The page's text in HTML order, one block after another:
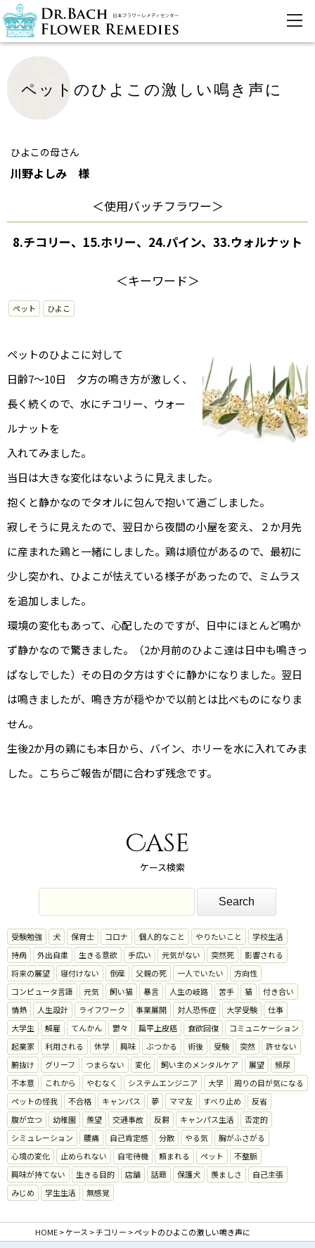
ペットのひよこの激しい鳴き声に
ひよこの母さん
川野よしみ 様
＜使用バッチフラワー＞
8.チコリー、15.ホリー、24.パイン、33.ウォルナット
＜キーワード＞
ペット ひよこ
ペットのひよこに対して
日齢7〜10日 夕方の鳴き方が激しく、
長く続くので、水にチコリー、ウォー
ルナットを
入れてみました。
当日は大きな変化はないように見えました。
抱くと静かなのでタオルに包んで抱いて過ごしました。
寂しそうに見えたので、翌日から夜間の小屋を変え、２か月先
に産まれた鶏と一緒にしました。鶏は順位があるので、最初に
少し突かれ、ひよこが怯えている様子があったので、ミムラス
を追加しました。
環境の変化もあって、心配したのですが、日中にほとんど鳴か
ず静かなので驚きました。（2か月前のひよこ達は日中も鳴きっ
ぱなしでした）その日の夕方はすぐに静かになりました。翌日
は鳴きましたが、鳴き方が穏やかで以前とは比べものになりま
せん。
生後2か月の鶏にも本日から、バイン、ホリーを水に入れてみま
した。こちらご報告が間に合わず残念です。
Case
ケース検索
受験勉強 犬 保育士 コロナ 個人的なこと やりたいこと
学校生活
持病
外出自粛 生きる意欲 手広い 元気がない 突然死
影響される
将来の展望
寝付けない 倒産 父親の死 一人でいたい
方向性
コンピュータ言語
元気 飼い猫 暴言 人生の岐路 苦手 猫
付き合い
情熱
人生設計 ライフワーク 事業展開 対人恐怖症 大学受験
仕事
大学生
解雇 てんかん 鬱々 扁平上皮癌 食欲回復
コミュニケーション
起業家
利用される 休学 興味 ぶつかる 術後 受験 突然
許せない
腑抜け
グリーフ つまらない 変化 飼い主のメンタルケア 展望
頻尿
不本意
これから やむなく システムエンジニア 大学
周りの目が気になる
ペットの怪我
不合格 キャンパス 夢 ママ友 すべり止め
反省
腹が立つ
幼稚園 羨望 交通事故 反芻 キャンパス生活
否定的
シミュレーション
腰痛 自己肯定感 分散 やる気
胸がふさがる
心境の変化
止められない 自宅待機 頼まれる ペット
不整脈
興味が持てない
生きる目的 店舗 話題 保護犬 羨ましさ
自己主張
みじめ
学生生活 無感覚
HOME>ケース >チコリー >ペットのひよこの激しい鳴き声に